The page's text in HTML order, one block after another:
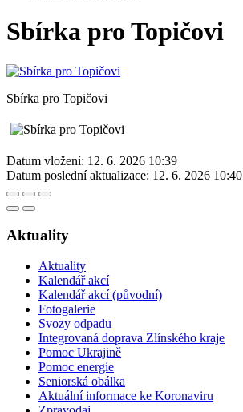
Sbírka pro Topičovi
Sbírka pro Topičovi
Datum vložení: 12. 6. 2026 10:39
Datum poslední aktualizace: 12. 6. 2026 10:40
Aktuality
Aktuality
Kalendář akcí
Kalendář akcí (původní)
Fotogalerie
Svozy odpadu
Integrovaná doprava Zlínského kraje
Pomoc Ukrajině
Pomoc energie
Seniorská obálka
Aktuální informace ke Koronaviru